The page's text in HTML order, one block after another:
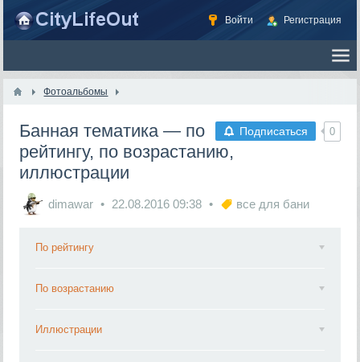
Войти Регистрация
Фотоальбомы
Подписаться 0
Банная тематика — по
рейтингу, по возрастанию,
иллюстрации
dimawar 22.08.2016 09:38 все для бани
По рейтингу
По возрастанию
Иллюстрации